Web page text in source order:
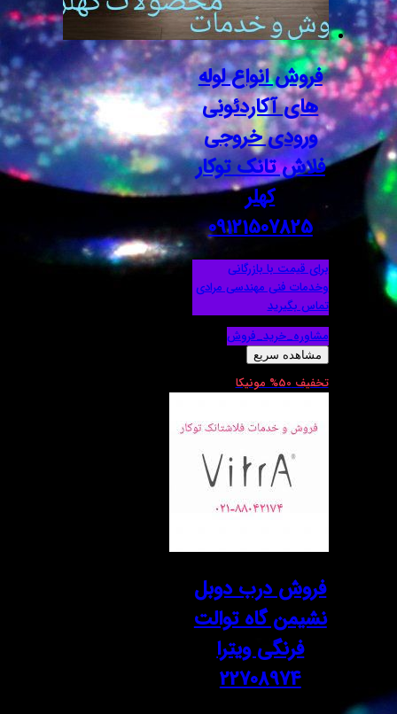
فروش انواع لوله
های آکاردئونی
ورودی خروجی
فلاش تانک توکار
کهلر
09121507825
برای قیمت با بازرگانی
وخدمات فنی مهندسی مرادی
تماس بگیرید
مشاوره_خرید_فروش
مشاهده سریع
فروش درب دوبل
نشیمن گاه توالت
فرنگی ویترا
22708974